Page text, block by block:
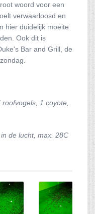
woord voor een
verwaarloosd en
hier duidelijk moeite
Ook dit is
Bar and Grill, de
1 coyote,
de lucht, max. 28C